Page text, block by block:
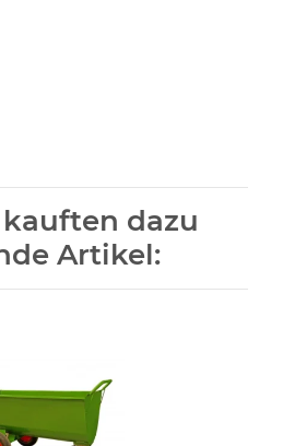
dazu
Artikel: